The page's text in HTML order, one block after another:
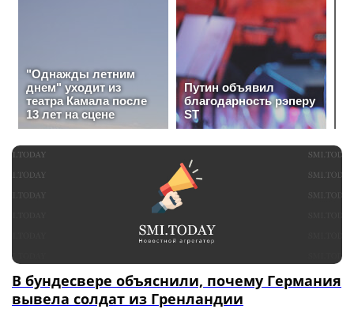
В бундесвере объяснили, почему Германия
вывела солдат из Гренландии